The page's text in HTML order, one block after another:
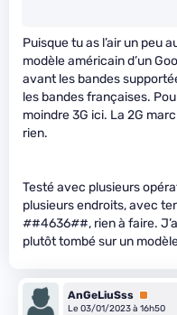
Puisque tu as l’air un peu
modèle américain d’un
avant les bandes
les bandes françaises.
moindre 3G ici. La 2G
rien.
Testé avec plusieurs
plusieurs endroits, avec
##4636##, rien à faire.
plutôt tombé sur un
AnGeLiuSss Premium
Le 03/01/2023 à 16h50